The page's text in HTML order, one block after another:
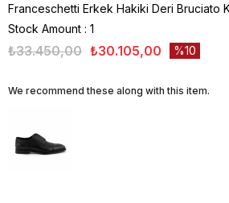
Franceschetti Erkek Hakiki Deri Bruciato
Stock Amount : 1
₺33.450,00 ₺30.105,00 10
We recommend these along with this item.